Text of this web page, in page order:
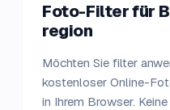
Foto-Filter für
region
Möchten Sie filter
kostenloser Online-
in Ihrem Browser.